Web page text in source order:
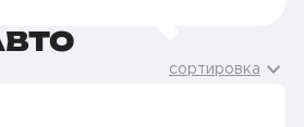
сортировка